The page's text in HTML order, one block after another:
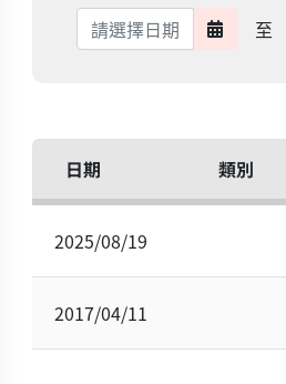
日期範
至
日期 類別
2025/08/19
2017/04/11